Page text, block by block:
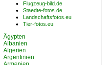
Flugzeug-bild.de
Staedte-fotos.de
Landschaftsfotos.eu
Tier-fotos.eu
Ägypten
Albanien
Algerien
Argentinien